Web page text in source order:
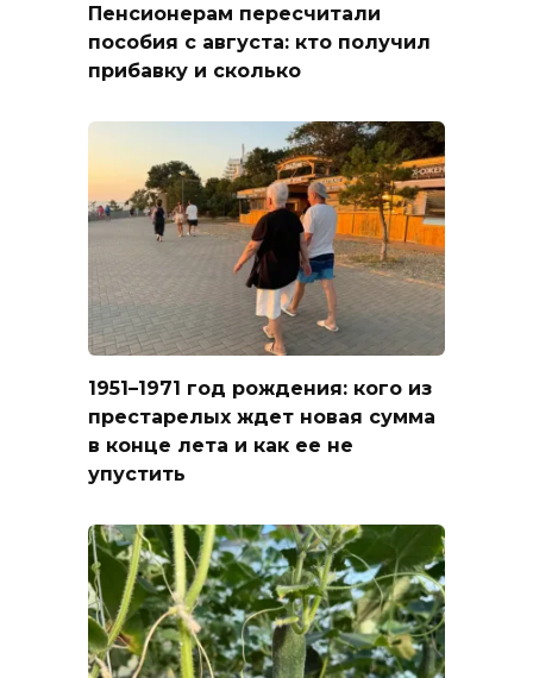
Пенсионерам пересчитали
пособия с августа: кто получил
прибавку и сколько
1951–1971 год рождения: кого из
престарелых ждет новая сумма
в конце лета и как ее не
упустить